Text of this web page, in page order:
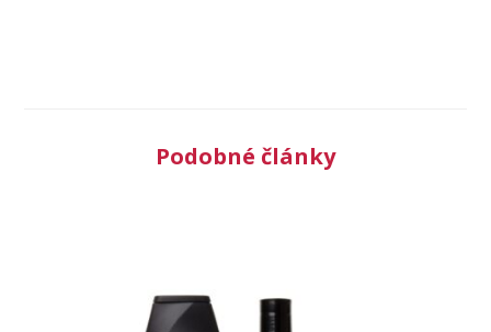
Podobné články